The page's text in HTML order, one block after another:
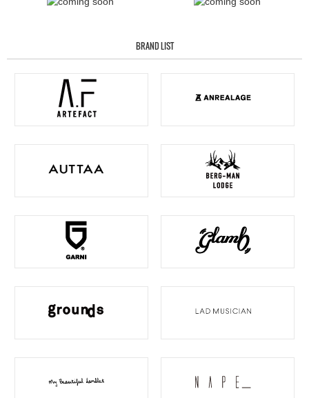
BRAND LIST